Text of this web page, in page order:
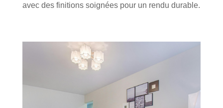
avec des finitions soignées pour un rendu durable.